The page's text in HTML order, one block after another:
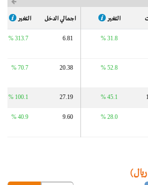
التغير اجمالي الدخل التغير
31.8 %
6.81
313.7 %
52.8 %
20.38
70.7 %
45.1 %
27.19
100.1 %
28.0 %
9.60
40.9 %